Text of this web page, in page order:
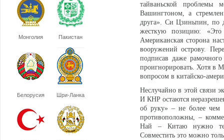
Монголия Пакистан
Белорусия Шри-Ланка
тайваньской проблемы
Вашингтоном, а
друга». Си Цзиньпин, по
жесткую позицию:
Американская сторона
вооружений острову.
подписав даже
проигнорировать. Хотя в
вопросом в китайско-
Неслучайно в этой связи
И КНР остаются
об руку» – не более чем
противоположны, –
Най – Китаю нужно
Совместить это можно